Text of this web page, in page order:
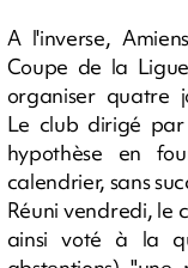
A l'inverse,
Coupe de la
organiser quatre
Le club dirigé
hypothèse en
calendrier, sans
Réuni vendredi, le
ainsi voté à la